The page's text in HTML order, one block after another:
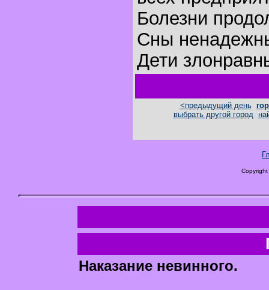
Болезни
Сны
Дети
<предыдущий день
выбрать другой город
Наказание невинного.